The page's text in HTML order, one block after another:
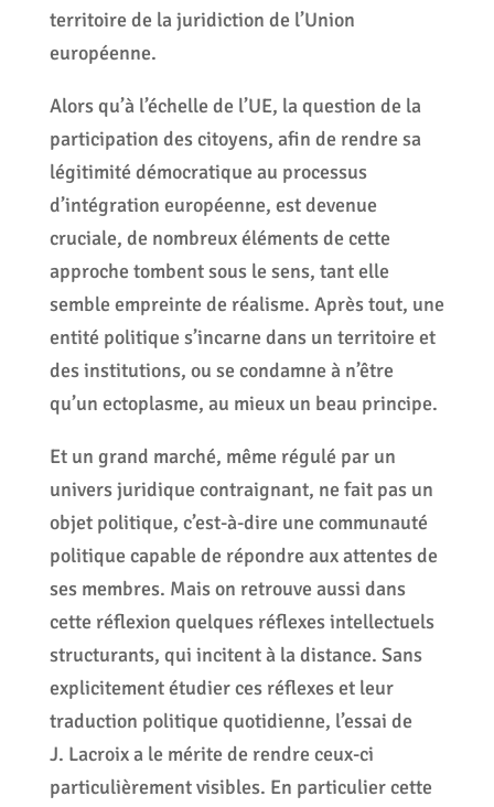
territoire de la juridiction de l’Union
européenne.
Alors qu’à l’échelle de l’UE, la question de la
participation des citoyens, afin de rendre sa
légitimité démocratique au processus
d’intégration européenne, est devenue
cruciale, de nombreux éléments de cette
approche tombent sous le sens, tant elle
semble empreinte de réalisme. Après tout, une
entité politique s’incarne dans un territoire et
des institutions, ou se condamne à n’être
qu’un ectoplasme, au mieux un beau principe.
Et un grand marché, même régulé par un
univers juridique contraignant, ne fait pas un
objet politique, c’est-à-dire une communauté
politique capable de répondre aux attentes de
ses membres. Mais on retrouve aussi dans
cette réflexion quelques réflexes intellectuels
structurants, qui incitent à la distance. Sans
explicitement étudier ces réflexes et leur
traduction politique quotidienne, l’essai de
J. Lacroix a le mérite de rendre ceux-ci
particulièrement visibles. En particulier cette